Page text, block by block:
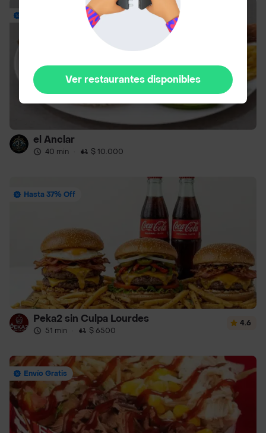
el Anclar
40 min · $ 10.000
Hasta 37% Off
Peka2 sin Culpa Lourdes
51 min · $ 6500
4.6
Envío Gratis
Ver restaurantes disponibles